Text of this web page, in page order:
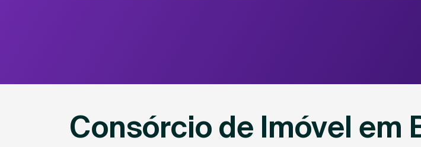
Consórcio de Imóvel em